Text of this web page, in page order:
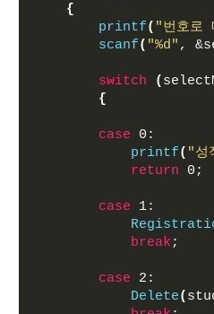
{
printf( "번호로
scanf( "%d" ,
switch (
{
case 0:
printf( "성
return 0;
case 1:
break ;
case 2:
Delete(